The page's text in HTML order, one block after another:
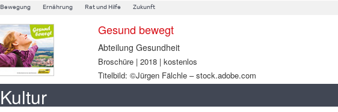
Bewegung Ernährung Rat und Hilfe Zukunft
Gesund bewegt
Abteilung Gesundheit
Broschüre | 2018 | kostenlos
Titelbild: ©Jürgen Fälchle – stock.adobe.com
Kultur